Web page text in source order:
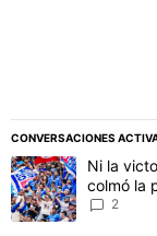
CONVERSACIONES
Este listado
Un artículo de
Ni la
colmó la
2